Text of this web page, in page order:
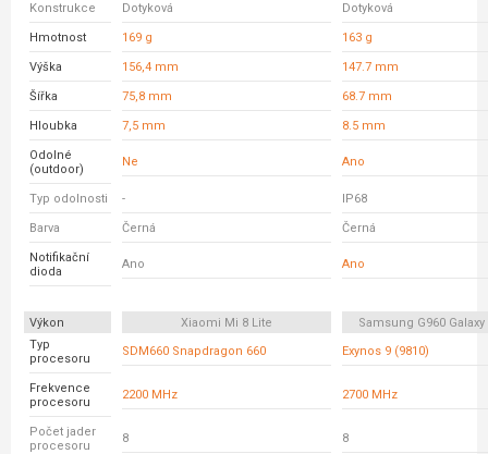
Konstrukce Dotyková Dotyková
Hmotnost 169 g 163 g
Výška 156,4 mm 147.7 mm
Šířka 75,8 mm 68.7 mm
Hloubka 7,5 mm 8.5 mm
Odolné
(outdoor)
Ne Ano
Typ odolnosti - IP68
Barva Černá Černá
Notifikační
dioda
Ano Ano
Výkon Xiaomi Mi 8 Lite
Samsung G960 Galaxy
Typ
procesoru
SDM660 Snapdragon 660 Exynos 9 (9810)
Frekvence
procesoru
2200 MHz 2700 MHz
Počet jader
procesoru
8 8